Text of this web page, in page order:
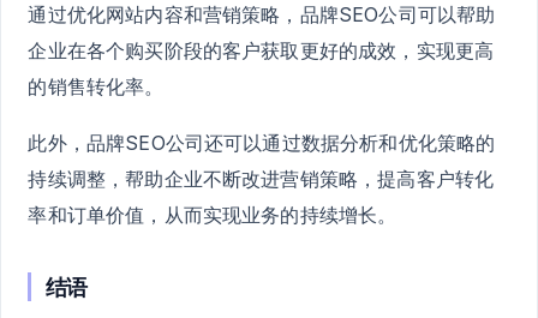
通过优化网站内容和营销策略，品牌SEO公司可以帮助
企业在各个购买阶段的客户获取更好的成效，实现更高
的销售转化率。
此外，品牌SEO公司还可以通过数据分析和优化策略的
持续调整，帮助企业不断改进营销策略，提高客户转化
率和订单价值，从而实现业务的持续增长。
结语